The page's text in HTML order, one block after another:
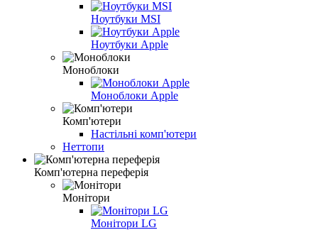
Ноутбуки MSI
Ноутбуки Apple
Моноблоки
Моноблоки Apple
Комп'ютери
Настільні комп'ютери
Неттопи
Комп'ютерна переферія
Монітори
Монітори LG